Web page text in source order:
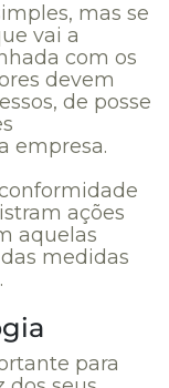
mas se
vai a
com os
devem
de posse
empresa.
ações
aquelas
medidas
para